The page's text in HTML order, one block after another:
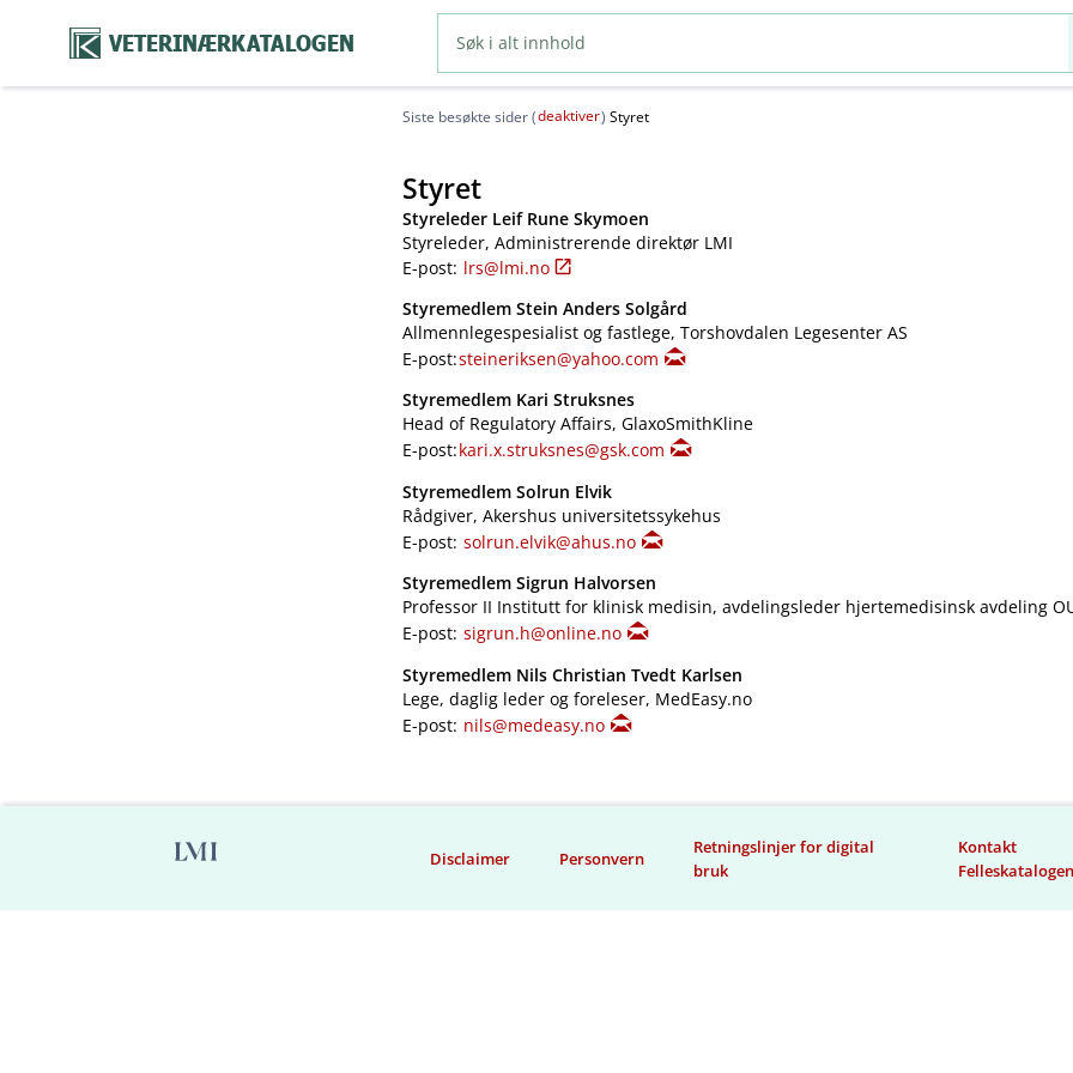
VETERINÆRKATALOGEN
Siste besøkte sider (deaktiver) Styret
Styret
Styreleder Leif Rune Skymoen
Styreleder, Administrerende direktør LMI
E-post: lrs@lmi.no
Styremedlem Stein Anders Solgård
Allmennlegespesialist og fastlege, Torshovdalen Legesenter AS
E-post:steineriksen@yahoo.com
Styremedlem Kari Struksnes
Head of Regulatory Affairs, GlaxoSmithKline
E-post:kari.x.struksnes@gsk.com
Styremedlem Solrun Elvik
Rådgiver, Akershus universitetssykehus
E-post: solrun.elvik@ahus.no
Styremedlem Sigrun Halvorsen
Professor II Institutt for klinisk medisin, avdelingsleder hjertemedisinsk avdeling
E-post: sigrun.h@online.no
Styremedlem Nils Christian Tvedt Karlsen
Lege, daglig leder og foreleser, MedEasy.no
E-post: nils@medeasy.no
Disclaimer Personvern
Retningslinjer for digital
bruk
Kontakt
Felleskatalogen